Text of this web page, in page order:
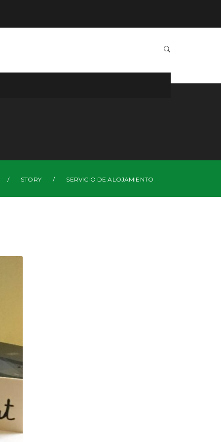
/ STORY / SERVICIO DE ALOJAMIENTO